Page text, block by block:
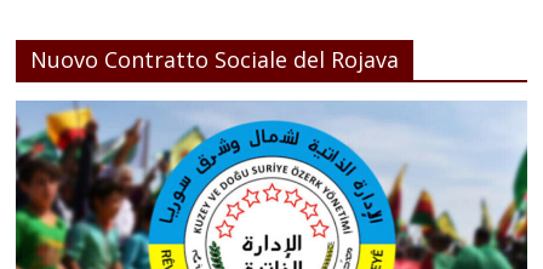
Nuovo Contratto Sociale del Rojava